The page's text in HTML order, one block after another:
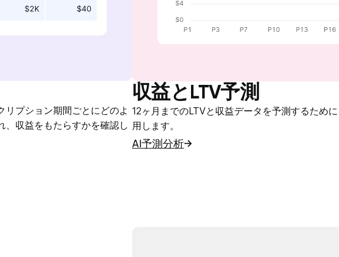
プション期間ごとにどのよ
、収益をもたらすかを確認し
収益とLTV予測
12ヶ月までのLTVと収益データを予測するため
用します。
AI予測分析